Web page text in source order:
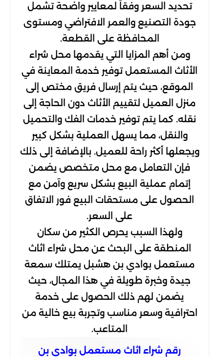
تحديد السعر وفقاً لمعايير واضحة تشمل
جودة التصنيع والعمر الافتراضي ومستوى
المحافظة على القطعة.
ومن أهم المزايا التي يقدمها محل شراء
الأثاث المستعمل توفير خدمة المعاينة في
الموقع، حيث يتم إرسال فريق مختص إلى
منزل العميل لتقييم الأثاث دون الحاجة إلى
نقله. كما يتم توفير خدمات الفك والتحميل
والنقل، مما يسهل العملية بشكل كبير
ويجعلها أكثر راحة للعميل. بالإضافة إلى ذلك
فإن التعامل مع محل متخصص يضمن
إتمام عملية البيع بشكل سريع وآمن مع
الحصول على مستحقات البيع فور الاتفاق
على السعر.
ولهذا السبب يحرص الكثير من سكان
المنطقة على البحث عن محل شراء اثاث
مستعمل بوادي بن هشبل يمتلك سمعة
جيدة وخبرة طويلة في هذا المجال، حيث
يضمن لهم ذلك الحصول على خدمة
احترافية وسعر مناسب وتجربة بيع خالية من
المتاعب.
رقم شراء اثاث مستعمل بوادي بن